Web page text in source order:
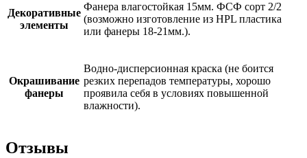
Декоративные
элементы
Фанера влагостойкая 15мм. ФСФ сорт 2/2
(возможно изготовление из HPL пластика
или фанеры 18-21мм.).
Окрашивание
фанеры
Водно-дисперсионная краска (не боится
резких перепадов температуры, хорошо
проявила себя в условиях повышенной
влажности).
Отзывы